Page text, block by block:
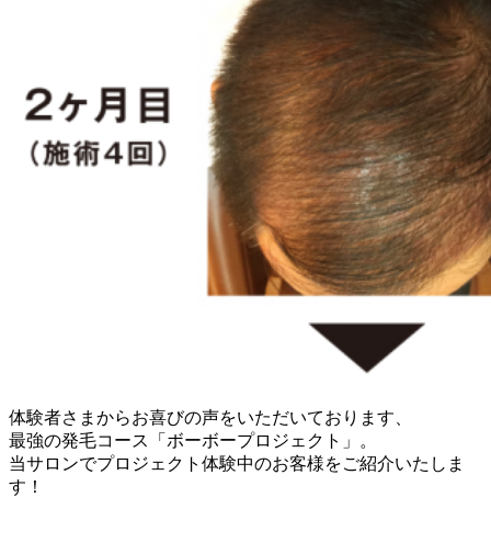
体験者さまからお喜びの声をいただいております、
最強の発毛コース「ボーボープロジェクト」。
当サロンでプロジェクト体験中のお客様をご紹介いたしま
す！